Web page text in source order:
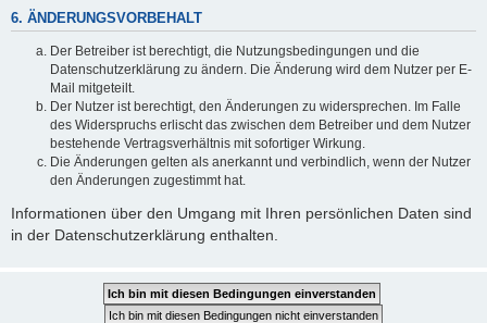
6. ÄNDERUNGSVORBEHALT
Der Betreiber ist berechtigt, die Nutzungsbedingungen und die
Datenschutzerklärung zu ändern. Die Änderung wird dem Nutzer per E-
Mail mitgeteilt.
Der Nutzer ist berechtigt, den Änderungen zu widersprechen. Im Falle
des Widerspruchs erlischt das zwischen dem Betreiber und dem Nutzer
bestehende Vertragsverhältnis mit sofortiger Wirkung.
Die Änderungen gelten als anerkannt und verbindlich, wenn der Nutzer
den Änderungen zugestimmt hat.
Informationen über den Umgang mit Ihren persönlichen Daten sind
in der Datenschutzerklärung enthalten.